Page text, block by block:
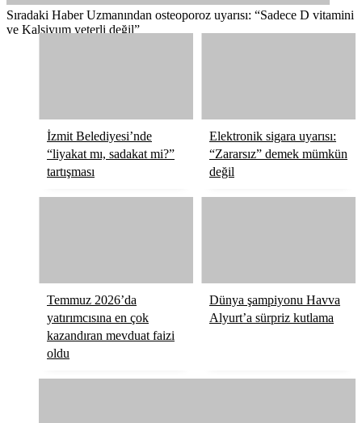
Sıradaki Haber Uzmanından osteoporoz uyarısı: “Sadece D vitamini
ve Kalsiyum yeterli değil”
İzmit Belediyesi’nde
“liyakat mı, sadakat mi?”
tartışması
Elektronik sigara uyarısı:
“Zararsız” demek mümkün
değil
Temmuz 2026’da
yatırımcısına en çok
kazandıran mevduat faizi
oldu
Dünya şampiyonu Havva
Alyurt’a sürpriz kutlama